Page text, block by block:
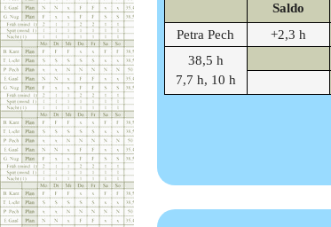
Saldo
Petra Pech
+2,3 h
38,5 h
7,7 h, 10 h